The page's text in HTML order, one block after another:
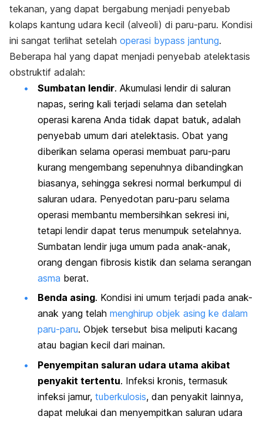
tekanan, yang dapat bergabung menjadi penyebab
kolaps kantung udara kecil (alveoli) di paru-paru. Kondisi
ini sangat terlihat setelah operasi bypass jantung.
Beberapa hal yang dapat menjadi penyebab atelektasis
obstruktif adalah:
Sumbatan lendir. Akumulasi lendir di saluran
napas, sering kali terjadi selama dan setelah
operasi karena Anda tidak dapat batuk, adalah
penyebab umum dari atelektasis. Obat yang
diberikan selama operasi membuat paru-paru
kurang mengembang sepenuhnya dibandingkan
biasanya, sehingga sekresi normal berkumpul di
saluran udara. Penyedotan paru-paru selama
operasi membantu membersihkan sekresi ini,
tetapi lendir dapat terus menumpuk setelahnya.
Sumbatan lendir juga umum pada anak-anak,
orang dengan fibrosis kistik dan selama serangan
asma berat.
Benda asing. Kondisi ini umum terjadi pada anak-
anak yang telah menghirup objek asing ke dalam
paru-paru. Objek tersebut bisa meliputi kacang
atau bagian kecil dari mainan.
Penyempitan saluran udara utama akibat
penyakit tertentu. Infeksi kronis, termasuk
infeksi jamur, tuberkulosis, dan penyakit lainnya,
dapat melukai dan menyempitkan saluran udara